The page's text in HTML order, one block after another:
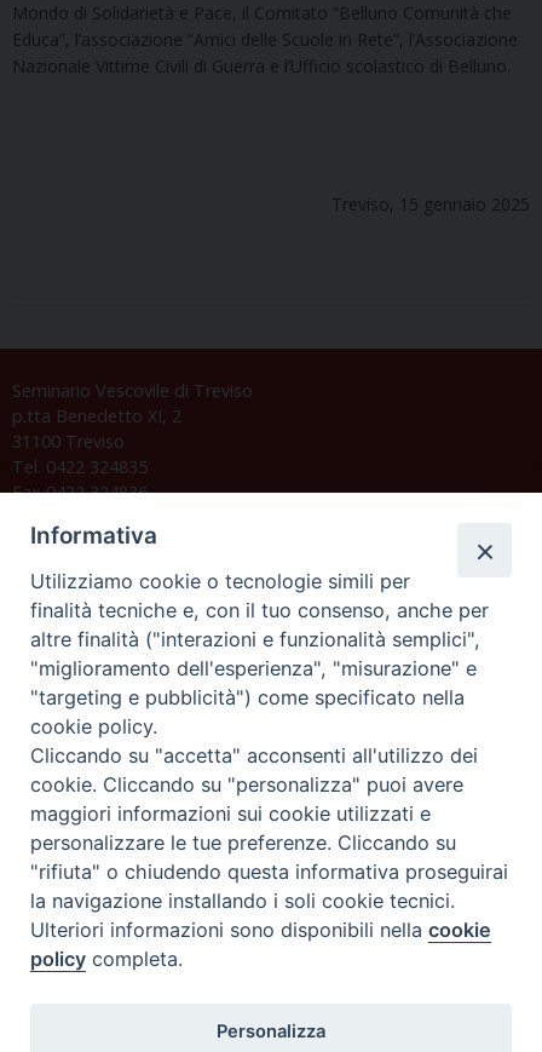
Mondo di Solidarietà e Pace, il Comitato “Belluno Comunità che
Educa”, l’associazione “Amici delle Scuole in Rete”, l’Associazione
Nazionale Vittime Civili di Guerra e l’Ufficio scolastico di Belluno.
Treviso, 15 gennaio 2025
Seminario Vescovile di Treviso
p.tta Benedetto XI, 2
31100 Treviso
Tel. 0422 324835
Fax 0422 324836
C.F. 94004060268
Orario di segreteria
Lunedì 17.30-19.30
Martedì 17.30-19.30
Mercoledì 17.30-19.30
Giovedì 17.30-19.30
Venerdì chiuso
Sabato 9.30-11.30
Privacy e sicurezza
Informativa
Utilizziamo cookie o tecnologie simili per
finalità tecniche e, con il tuo consenso, anche per
altre finalità ("interazioni e funzionalità semplici",
"miglioramento dell'esperienza", "misurazione" e
"targeting e pubblicità") come specificato nella
cookie policy.
Cliccando su "accetta" acconsenti all'utilizzo dei
cookie. Cliccando su "personalizza" puoi avere
maggiori informazioni sui cookie utilizzati e
personalizzare le tue preferenze. Cliccando su
"rifiuta" o chiudendo questa informativa proseguirai
la navigazione installando i soli cookie tecnici.
Ulteriori informazioni sono disponibili nellacookie
policy completa.
Personalizza